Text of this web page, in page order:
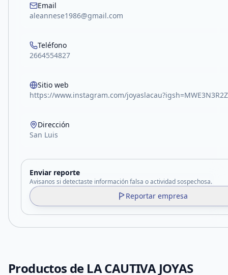
Email
aleannese1986@gmail.com
Teléfono
2664554827
Sitio web
https://www.instagram.com/
Dirección
San Luis
Enviar reporte
Avisanos si detectaste información falsa o actividad sospechosa.
Reportar empresa
Productos de LA CAUTIVA JOYAS